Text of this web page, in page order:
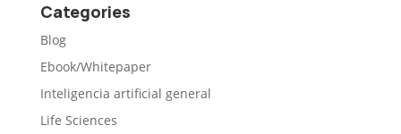
Categories
Blog
Ebook/Whitepaper
Inteligencia artificial general
Life Sciences